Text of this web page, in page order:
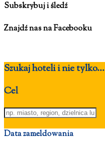
Subskrybuj i śledź
Znajdź nas na Facebooku
Szukaj hoteli i nie tylko...
Cel
Data zameldowania